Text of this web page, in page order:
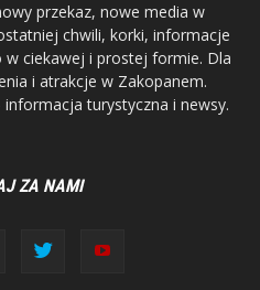
przekaz, nowe media w
chwili, korki, informacje
ciekawej i prostej formie. Dla
i atrakcje w Zakopanem.
turystyczna i newsy.
ZA NAMI